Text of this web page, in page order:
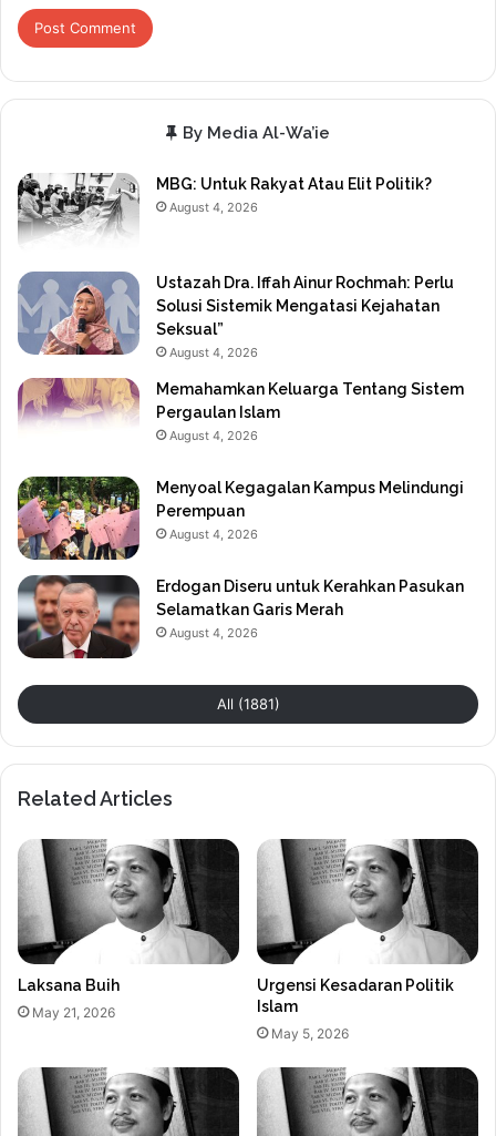
By Media Al-Wa’ie
MBG: Untuk Rakyat Atau Elit Politik?
August 4, 2026
Ustazah Dra. Iffah Ainur Rochmah: Perlu
Solusi Sistemik Mengatasi Kejahatan
Seksual”
August 4, 2026
Memahamkan Keluarga Tentang Sistem
Pergaulan Islam
August 4, 2026
Menyoal Kegagalan Kampus Melindungi
Perempuan
August 4, 2026
Erdogan Diseru untuk Kerahkan Pasukan
Selamatkan Garis Merah
August 4, 2026
All (1881)
Related Articles
Laksana Buih
May 21, 2026
Urgensi Kesadaran Politik
Islam
May 5, 2026